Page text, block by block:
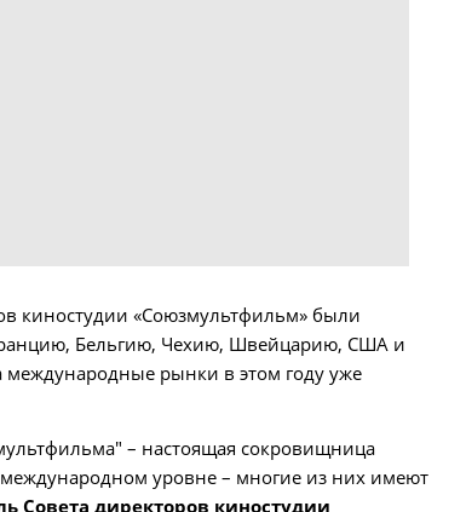
киностудии «Союзмультфильм» были
Бельгию, Чехию, Швейцарию, США и
международные рынки в этом году уже
– настоящая сокровищница
уровне – многие из них имеют
Совета директоров киностудии